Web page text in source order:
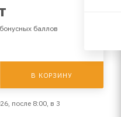
баллов
В КОРЗИНУ
после 8:00, в 3